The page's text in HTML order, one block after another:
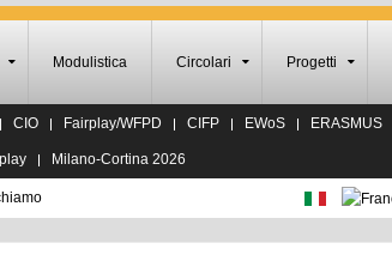
Modulistica Circolari Progetti
CIO Fairplay/WFPD CIFP EWoS ERASMUS
Milano-Cortina 2026